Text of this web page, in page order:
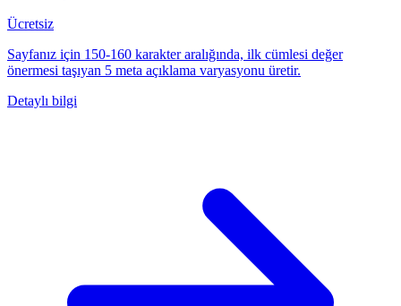
Ücretsiz
Sayfanız için 150-160 karakter aralığında, ilk cümlesi değer
önermesi taşıyan 5 meta açıklama varyasyonu üretir.
Detaylı bilgi